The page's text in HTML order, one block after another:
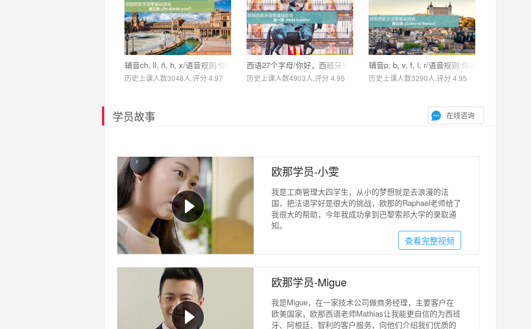
辅音ch, ll, ñ, h, x/语音规则/你从哪里来？
历史上课人数3048人,评分 4.97
西语27个字母/你好，西班牙！
历史上课人数4903人,评分 4.95
辅音p, b, v, f, l, r/语音规则/你叫什么名字
历史上课人数3290人,评分 4.95
学员故事 在线咨询
欧那学员-小雯
我是工商管理大四学生，从小的梦想就是去浪漫的法
国，把法语学好是很大的挑战，欧那的Raphael老师给了
我很大的帮助，今年我成功拿到巴黎索邦大学的录取通
知。
查看完整视频
欧那学员-Migue
我是Migue，在一家技术公司做商务经理，主要客户在
欧美国家，欧那西语老师Mathias让我能更自信的为西班
牙、阿根廷、智利的客户服务，向他们介绍我们优质的